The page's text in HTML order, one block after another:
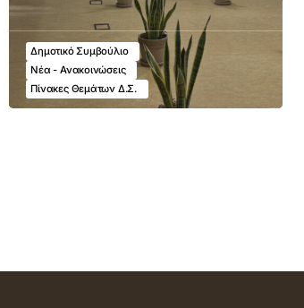
Δημοτικό Συμβούλιο
Νέα - Ανακοινώσεις
Πίνακες Θεμάτων Δ.Σ.